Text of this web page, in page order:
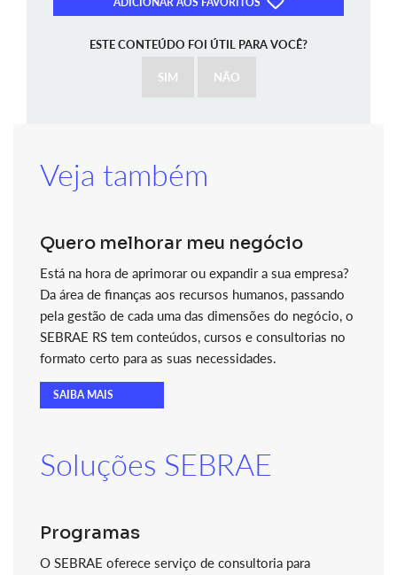
ESTE CONTEÚDO FOI ÚTIL PARA VOCÊ?
SIM NÃO
Veja também
Quero melhorar meu negócio
Está na hora de aprimorar ou expandir a sua empresa?
Da área de finanças aos recursos humanos, passando
pela gestão de cada uma das dimensões do negócio, o
SEBRAE RS tem conteúdos, cursos e consultorias no
formato certo para as suas necessidades.
SAIBA MAIS
Soluções SEBRAE
Programas
O SEBRAE oferece serviço de consultoria para